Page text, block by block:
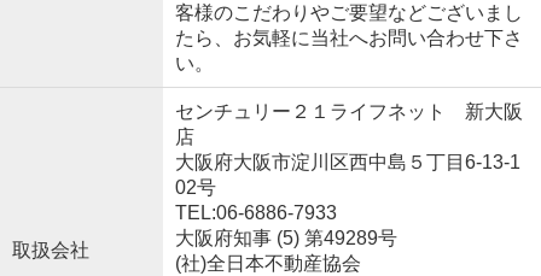
客様のこだわりやご要望などございまし
たら、お気軽に当社へお問い合わせ下さ
い。
取扱会社
センチュリー２１ライフネット 新大阪
店
大阪府大阪市淀川区西中島５丁目6-13-1
02号
TEL:06-6886-7933
大阪府知事 (5) 第49289号
(社)全日本不動産協会